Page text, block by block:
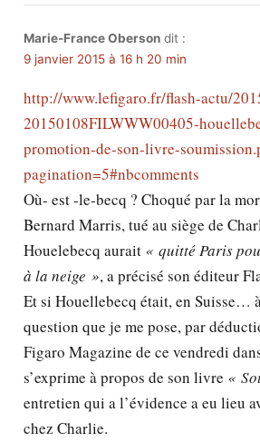
Marie-France Oberson dit :
9 janvier 2015 à 16 h 20 min
http://www.lefigaro.fr/flash-actu/
20150108FILWWW00405-
promotion-de-son-livre-
pagination=5#nbcomments
Où- est -le-becq ? Choqué par la
Bernard Marris, tué au siège de
Houelebecq aurait « quitté Paris
à la neige », a précisé son éditeur
Et si Houellebecq était, en Suisse…
question que je me pose, par
Figaro Magazine de ce vendredi
s’exprime à propos de son livre «
entretien qui a l’évidence a eu lieu
chez Charlie.